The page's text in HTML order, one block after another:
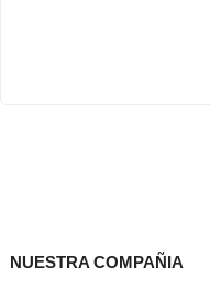
NUESTRA COMPAÑIA